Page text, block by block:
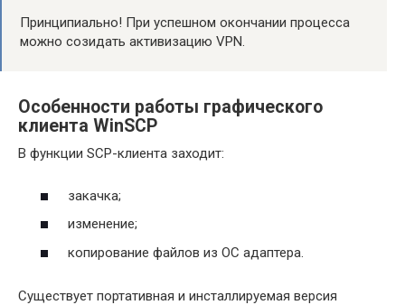
Принципиально! При успешном окончании процесса
можно созидать активизацию VPN.
Особенности работы графического
клиента WinSCP
В функции SCP-клиента заходит:
закачка;
изменение;
копирование файлов из ОС адаптера.
Существует портативная и инсталлируемая версия